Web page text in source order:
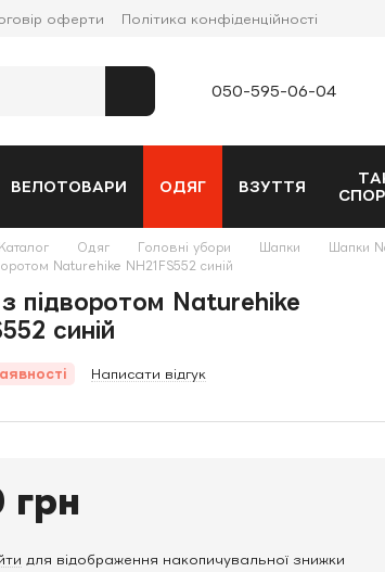
оферти Політика конфіденційності
050-595-06-04
ВЕЛОТОВАРИ ОДЯГ ВЗУТТЯ
Каталог Одяг Головні убори Шапки
Шапки
Naturehike NH21FS552 синій
підворотом Naturehike
синій
Написати відгук
грн
для відображення накопичувальної знижки